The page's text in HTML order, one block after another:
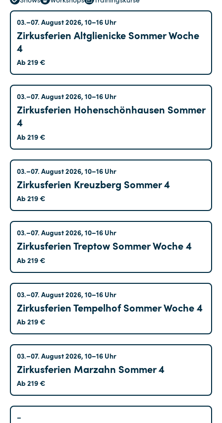
Standort
Altglienicke(33)
Kreuzberg(33)
Tempelhof (59)
Art
Offene Angebote(11)
Offenes Training(0)
Pädagogisches Zirkuscafé
Trainingskurse(155)
Akrobatik(21)
Balance(7)
CABUFAMILY(7)
CABUWINZIG(76)
Gemischtes Training
Jugendensemble(6)
Kurse für Erwachsene(6)
Luftartistik(26)
03.–07. August 2026, 10–16 Uhr
Zirkusferien Altglienicke Sommer Woche
4
Ab 219 €
03.–07. August 2026, 10–16 Uhr
Zirkusferien Hohenschönhausen Sommer
4
Ab 219 €
03.–07. August 2026, 10–16 Uhr
Zirkusferien Kreuzberg Sommer 4
Ab 219 €
03.–07. August 2026, 10–16 Uhr
Zirkusferien Treptow Sommer Woche 4
Ab 219 €
03.–07. August 2026, 10–16 Uhr
Zirkusferien Tempelhof Sommer Woche 4
Ab 219 €
03.–07. August 2026, 10–16 Uhr
Zirkusferien Marzahn Sommer 4
Ab 219 €
–